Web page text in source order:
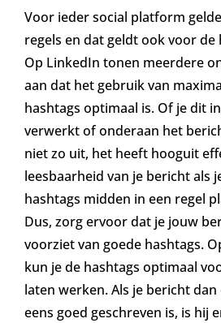
Voor ieder social platform
regels en dat geldt ook voor de
Op LinkedIn tonen meerdere
aan dat het gebruik van
hashtags optimaal is. Of je dit
verwerkt of onderaan het
niet zo uit, het heeft hooguit
leesbaarheid van je bericht als
hashtags midden in een regel
Dus, zorg ervoor dat je jouw
voorziet van goede hashtags.
kun je de hashtags optimaal
laten werken. Als je bericht
eens goed geschreven is, is hij